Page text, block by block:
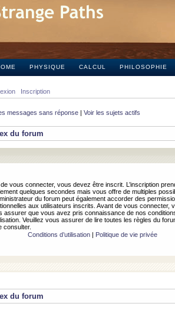
PHYSIQUE CALCUL PHILOSOPHIE
Inscription
messages sans réponse | Voir les sujets actifs
du forum
vous connecter, vous devez être inscrit. L’inscription
quelques secondes mais vous offre de multiples
du forum peut également accorder des
aux utilisateurs inscrits. Avant de vous connecter,
assurer que vous avez pris connaissance de nos
Veuillez vous assurer de lire toutes les règles du
consulter.
Conditions d’utilisation| Politique de vie privée
du forum